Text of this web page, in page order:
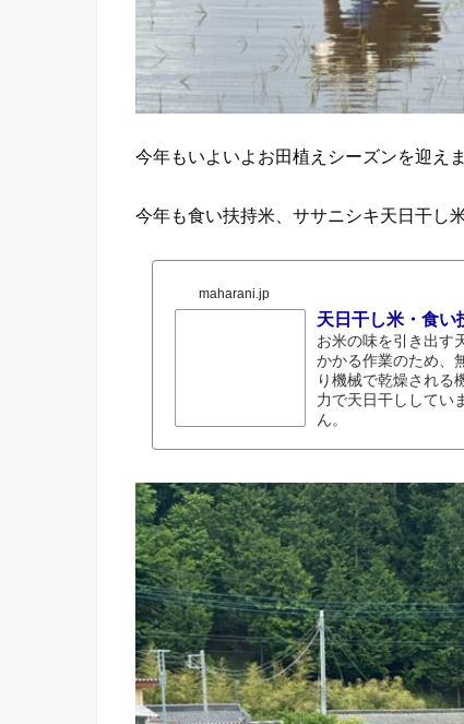
今年もいよいよお田植えシーズンを迎えま
今年も食い扶持米、ササニシキ天日干し
maharani.jp
天日干し米・食い
お米の味を引き出す
かかる作業のため、
り機械で乾燥される
力で天日干ししてい
ん。